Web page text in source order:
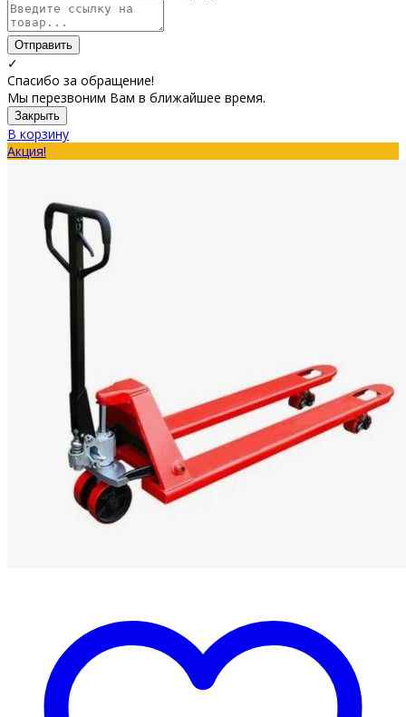
Отправить
✓
Спасибо за обращение!
Мы перезвоним Вам в ближайшее время.
Закрыть
В корзину
Акция!